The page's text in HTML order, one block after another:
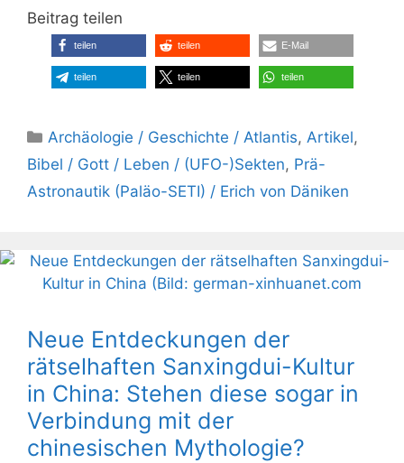
Beitrag teilen
teilen teilen E-Mail
teilen teilen teilen
Kategorien
Archäologie / Geschichte / Atlantis,Artikel,
Bibel / Gott / Leben / (UFO-)Sekten, Prä-
Astronautik (Paläo-SETI) / Erich von Däniken
Neue Entdeckungen der
rätselhaften Sanxingdui-Kultur
in China: Stehen diese sogar in
Verbindung mit der
chinesischen Mythologie?